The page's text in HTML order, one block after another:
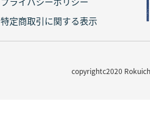
特定商取引に関する表示
copyrightc2020